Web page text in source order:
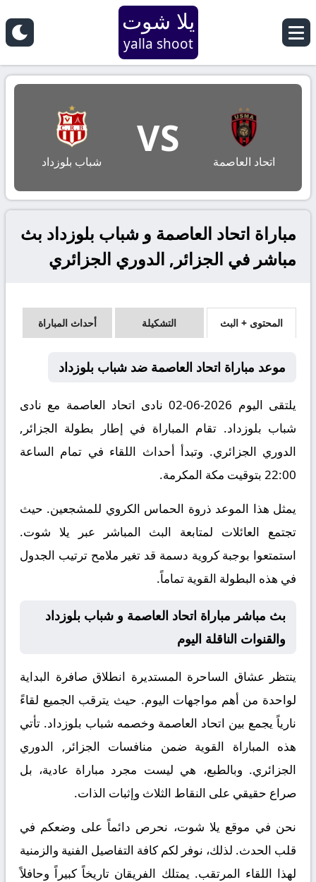
يلا شوت
yalla shoot
اتحاد العاصمة
VS
شباب بلوزداد
مباراة اتحاد العاصمة و شباب بلوزداد بث
مباشر في الجزائر, الدوري الجزائري
المحتوى + البث التشكيلة أحداث المباراة
موعد مباراة اتحاد العاصمة ضد شباب بلوزداد
يلتقى اليوم 2026-06-02 نادى اتحاد العاصمة مع نادى
شباب بلوزداد. تقام المباراة في إطار بطولة الجزائر,
الدوري الجزائري. وتبدأ أحداث اللقاء في تمام الساعة
22:00 بتوقيت مكة المكرمة.
يمثل هذا الموعد ذروة الحماس الكروي للمشجعين. حيث
تجتمع العائلات لمتابعة البث المباشر عبر يلا شوت.
استمتعوا بوجبة كروية دسمة قد تغير ملامح ترتيب الجدول
في هذه البطولة القوية تماماً.
بث مباشر مباراة اتحاد العاصمة و شباب بلوزداد
والقنوات الناقلة اليوم
ينتظر عشاق الساحرة المستديرة انطلاق صافرة البداية
لواحدة من أهم مواجهات اليوم. حيث يترقب الجميع لقاءً
نارياً يجمع بين اتحاد العاصمة وخصمه شباب بلوزداد. تأتي
هذه المباراة القوية ضمن منافسات الجزائر, الدوري
الجزائري. وبالطبع، هي ليست مجرد مباراة عادية، بل
صراع حقيقي على النقاط الثلاث وإثبات الذات.
نحن في موقع يلا شوت، نحرص دائماً على وضعكم في
قلب الحدث. لذلك، نوفر لكم كافة التفاصيل الفنية والزمنية
لهذا اللقاء المرتقب. يمتلك الفريقان تاريخاً كبيراً وحافلاً